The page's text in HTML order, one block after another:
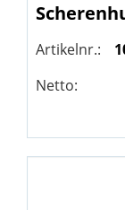
Artikelnr.:
Netto: